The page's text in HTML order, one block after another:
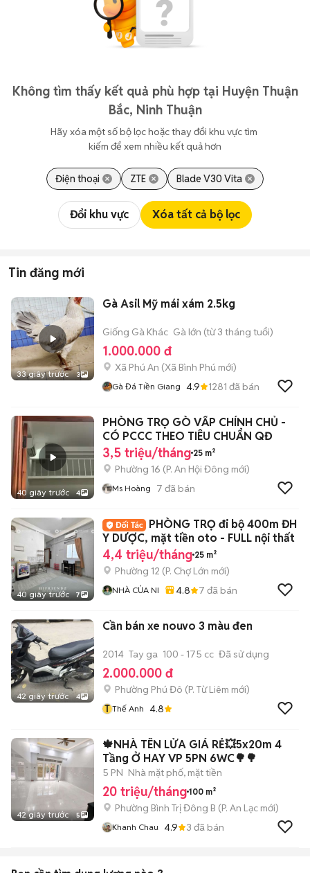
Không tìm thấy kết quả phù hợp tại Huyện Thuận
Bắc, Ninh Thuận
Hãy xóa một số bộ lọc hoặc thay đổi khu vực tìm
kiếm để xem nhiều kết quả hơn
Điện thoại ZTE Blade V30 Vita
Đổi khu vực Xóa tất cả bộ lọc
Tin đăng mới
33 giây trước 3
Gà Asil Mỹ mái xám 2.5kg
Giống Gà Khác Gà lớn (từ 3 tháng tuổi)
1.000.000 đ
Xã Phú An (Xã Bình Phú mới)
Gà Đá Tiền Giang 4.9 1281 đã bán
40 giây trước 4
PHÒNG TRỌ GÒ VẤP CHÍNH CHỦ -
CÓ PCCC THEO TIÊU CHUẨN QĐ
3,5 triệu/tháng 25 m²
Phường 16 (P. An Hội Đông mới)
Ms Hoàng 7 đã bán
40 giây trước 7
PHÒNG TRỌ đi bộ 400m ĐH
Y DƯỢC, mặt tiền oto - FULL nội thất
4,4 triệu/tháng 25 m²
Phường 12 (P. Chợ Lớn mới)
NHÀ CỦA NI 4.8 7 đã bán
42 giây trước 4
Cần bán xe nouvo 3 màu đen
2014 Tay ga 100 - 175 cc Đã sử dụng
2.000.000 đ
Phường Phú Đô (P. Từ Liêm mới)
T Thế Anh 4.8
42 giây trước 5
🍁NHÀ TÊN LỬA GIÁ RẺ💥5x20m 4
Tầng Ở HAY VP 5PN 6WC🌳🌳
5 PN Nhà mặt phố, mặt tiền
20 triệu/tháng 100 m²
Phường Bình Trị Đông B (P. An Lạc mới)
Khanh Chau 4.9 3 đã bán